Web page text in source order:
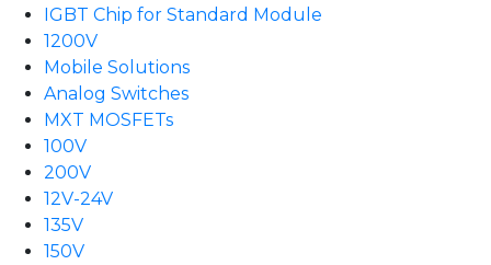
IGBT Chip for Standard Module
1200V
Mobile Solutions
Analog Switches
MXT MOSFETs
100V
200V
12V-24V
135V
150V